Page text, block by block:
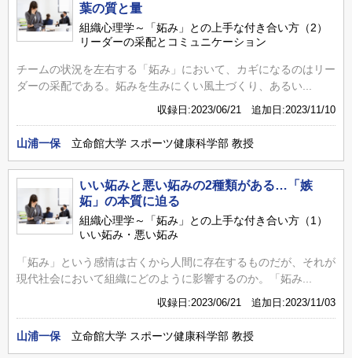
葉の質と量
組織心理学～「妬み」との上手な付き合い方（2）
リーダーの采配とコミュニケーション
チームの状況を左右する「妬み」において、カギになるのはリー
ダーの采配である。妬みを生みにくい風土づくり、あるい...
収録日:2023/06/21 追加日:2023/11/10
山浦一保 立命館大学 スポーツ健康科学部 教授
いい妬みと悪い妬みの2種類がある…「嫉
妬」の本質に迫る
組織心理学～「妬み」との上手な付き合い方（1）
いい妬み・悪い妬み
「妬み」という感情は古くから人間に存在するものだが、それが
現代社会において組織にどのように影響するのか。「妬み...
収録日:2023/06/21 追加日:2023/11/03
山浦一保 立命館大学 スポーツ健康科学部 教授